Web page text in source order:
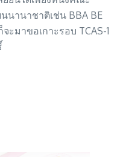
นานาชาติเช่น BBA BE
ะมาขอเกาะรอบ TCAS-1